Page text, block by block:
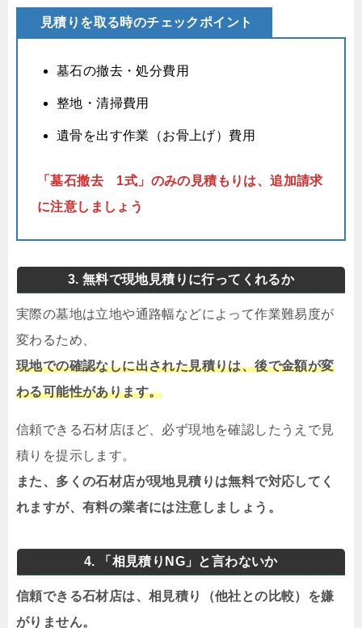
見積りを取る時のチェックポイント
墓石の撤去・処分費用
整地・清掃費用
遺骨を出す作業（お骨上げ）費用
「墓石撤去 1式」のみの見積もりは、追加請求
に注意しましょう
3. 無料で現地見積りに行ってくれるか
実際の墓地は立地や通路幅などによって作業難易度が
変わるため、
現地での確認なしに出された見積りは、後で金額が変
わる可能性があります。
信頼できる石材店ほど、必ず現地を確認したうえで見
積りを提示します。
また、多くの石材店が現地見積りは無料で対応してく
れますが、有料の業者には注意しましょう。
4. 「相見積りNG」と言わないか
信頼できる石材店は、相見積り（他社との比較）を嫌
がりません。